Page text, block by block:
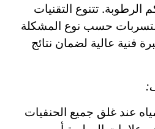
الرطوبة. تتنوع التقنيات
حسب نوع المشكلة
فنية عالية لضمان نتائج
عند غلق جميع الحنفيات